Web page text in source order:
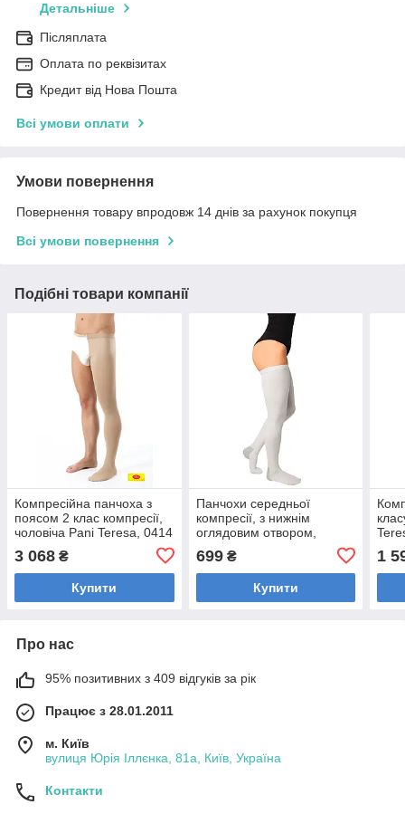
Детальніше
Післяплата
Оплата по реквізитах
Кредит від Нова Пошта
Всі умови оплати
Умови повернення
Повернення товару впродовж 14 днів за рахунок покупця
Всі умови повернення
Подібні товари компанії
Компресійна панчоха з
поясом 2 клас компресії,
чоловіча Pani Teresa, 0414
3 068 ₴
Купити
Панчохи середньої
компресії, з нижнім
оглядовим отвором,
6221
699₴
Купити
1
Про нас
95% позитивних з 409 відгуків за рік
Працює з 28.01.2011
м. Київ
вулиця Юрія Іллєнка, 81а, Київ, Україна
Контакти